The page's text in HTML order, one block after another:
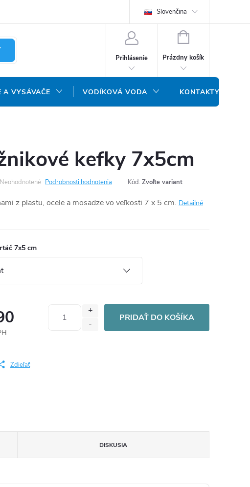
DOPRAVA A PLATBA
Slovenčina
Prihlásenie
NÁKUPNÝ
Prázdny košík
A VYSÁVAČE VODÍKOVÁ VODA KONTAKTY
kefky 7x5cm
Neohodnotené Podrobnosti hodnotenia Kód: Zvoľte variant
z plastu, ocele a mosadze vo veľkosti 7 x 5 cm. Detailné
7x5 cm
PRIDAŤ DO KOŠÍKA
Zdieľať
DISKUSIA